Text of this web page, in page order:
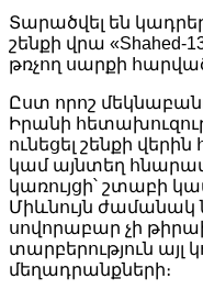
Link
Share
Տարածվել են
շենքի վրա
թռչող սարքի
Ըստ որոշ
Իրանի
ունեցել շենքի
կամ այնտեղ
կառույցի՝ շտաբի
Միևնույն ժամանակ
սովորաբար չի
տարբերություն այլ
մեղադրանքների։